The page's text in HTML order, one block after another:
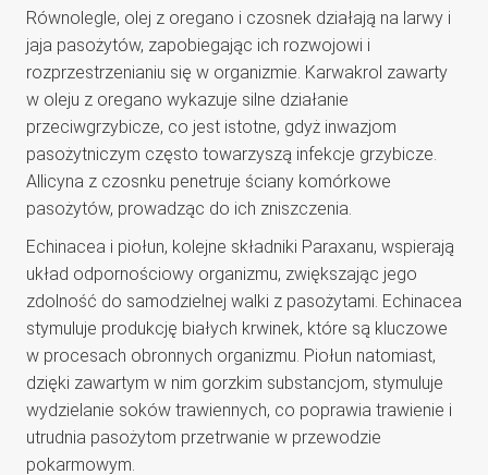
Równolegle, olej z oregano i czosnek działają na larwy i
jaja pasożytów, zapobiegając ich rozwojowi i
rozprzestrzenianiu się w organizmie. Karwakrol zawarty
w oleju z oregano wykazuje silne działanie
przeciwgrzybicze, co jest istotne, gdyż inwazjom
pasożytniczym często towarzyszą infekcje grzybicze.
Allicyna z czosnku penetruje ściany komórkowe
pasożytów, prowadząc do ich zniszczenia.
Echinacea i piołun, kolejne składniki Paraxanu, wspierają
układ odpornościowy organizmu, zwiększając jego
zdolność do samodzielnej walki z pasożytami. Echinacea
stymuluje produkcję białych krwinek, które są kluczowe
w procesach obronnych organizmu. Piołun natomiast,
dzięki zawartym w nim gorzkim substancjom, stymuluje
wydzielanie soków trawiennych, co poprawia trawienie i
utrudnia pasożytom przetrwanie w przewodzie
pokarmowym.